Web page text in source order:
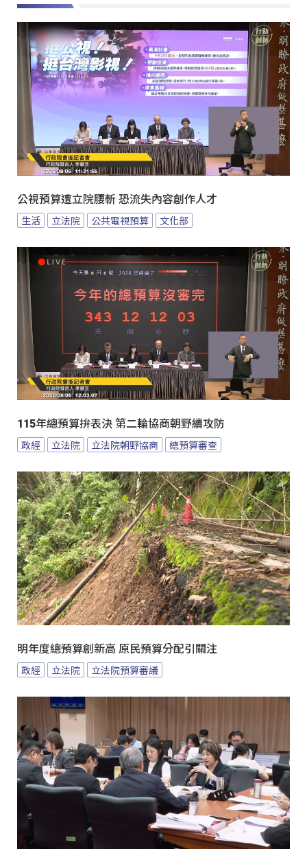
公視預算遭立院腰斬 恐流失內容創作人才
生活 立法院 公共電視預算 文化部
115年總預算拚表決 第二輪協商朝野續攻防
政經 立法院 立法院朝野協商 總預算審查
明年度總預算創新高 原民預算分配引關注
政經 立法院 立法院預算審議